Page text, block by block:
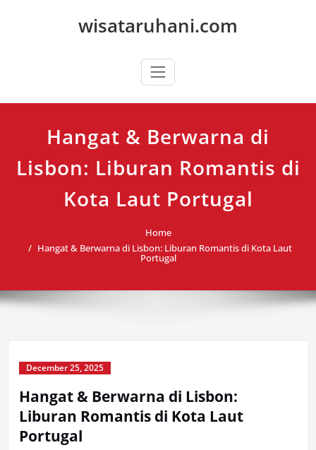
wisataruhani.com
Hangat & Berwarna di
Lisbon: Liburan Romantis di
Kota Laut Portugal
Home
Hangat & Berwarna di Lisbon: Liburan Romantis di Kota Laut
Portugal
December 25, 2025
Hangat & Berwarna di Lisbon:
Liburan Romantis di Kota Laut
Portugal